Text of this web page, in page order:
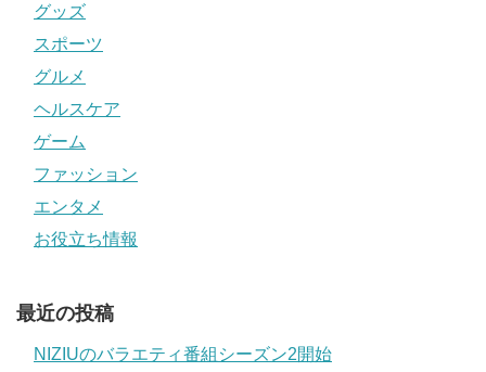
グッズ
スポーツ
グルメ
ヘルスケア
ゲーム
ファッション
エンタメ
お役立ち情報
最近の投稿
NIZIUのバラエティ番組シーズン2開始